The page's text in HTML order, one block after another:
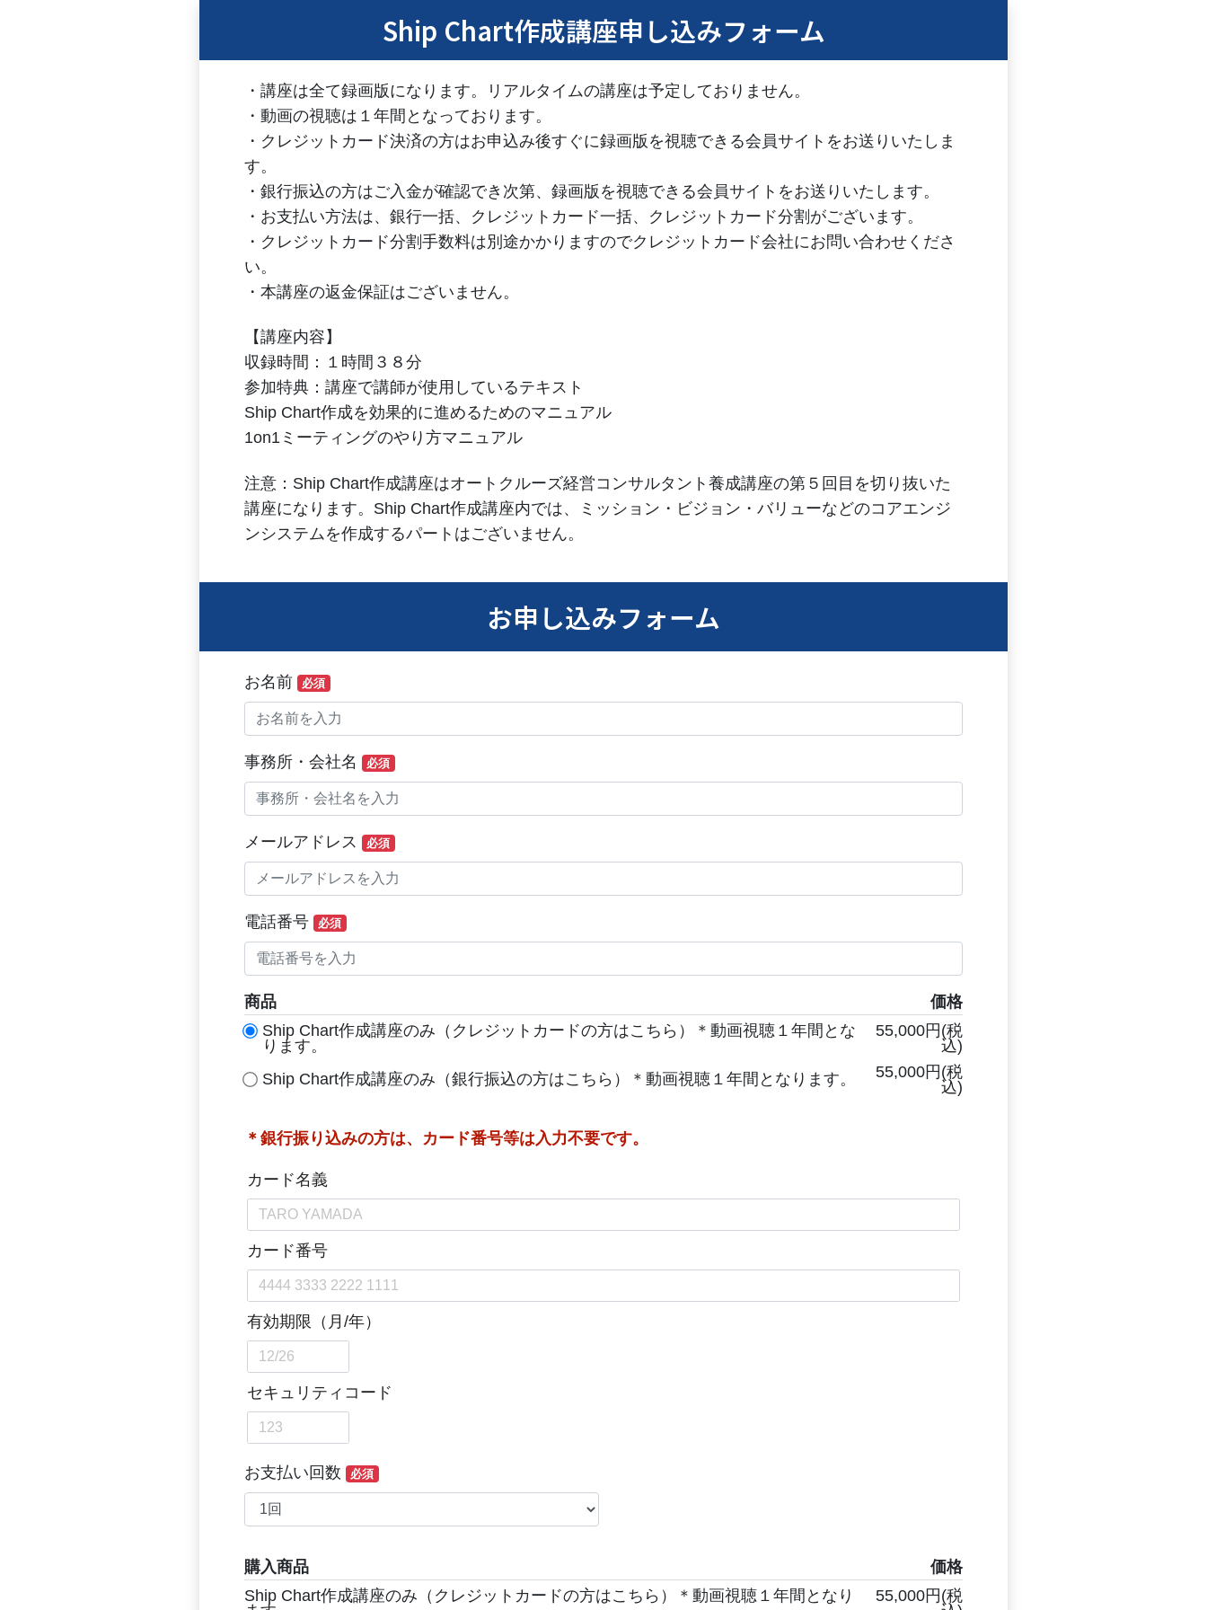
Ship Chart作成講座申し込みフォーム
・講座は全て録画版になります。リアルタイムの講座は予定しておりません。
・動画の視聴は１年間となっております。
・クレジットカード決済の方はお申込み後すぐに録画版を視聴できる会員サイトをお送りいたしま
す。
・銀行振込の方はご入金が確認でき次第、録画版を視聴できる会員サイトをお送りいたします。
・お支払い方法は、銀行一括、クレジットカード一括、クレジットカード分割がございます。
・クレジットカード分割手数料は別途かかりますのでクレジットカード会社にお問い合わせくださ
い。
・本講座の返金保証はございません。
【講座内容】
収録時間：１時間３８分
参加特典：講座で講師が使用しているテキスト
Ship Chart作成を効果的に進めるためのマニュアル
1on1ミーティングのやり方マニュアル
注意：Ship Chart作成講座はオートクルーズ経営コンサルタント養成講座の第５回目を切り抜いた
講座になります。Ship Chart作成講座内では、ミッション・ビジョン・バリューなどのコアエンジ
ンシステムを作成するパートはございません。
お申し込みフォーム
お名前 必須
事務所・会社名 必須
メールアドレス 必須
電話番号 必須
商品
価格
Ship Chart作成講座のみ（クレジットカードの方はこちら）＊動画視聴１年間とな
ります。
55,000円(税
込)
Ship Chart作成講座のみ（銀行振込の方はこちら）＊動画視聴１年間となります。
55,000円(税
込)
＊銀行振り込みの方は、カード番号等は入力不要です。
お支払い回数 必須
購入商品
価格
Ship Chart作成講座のみ（クレジットカードの方はこちら）＊動画視聴１年間となり
55,000円(税